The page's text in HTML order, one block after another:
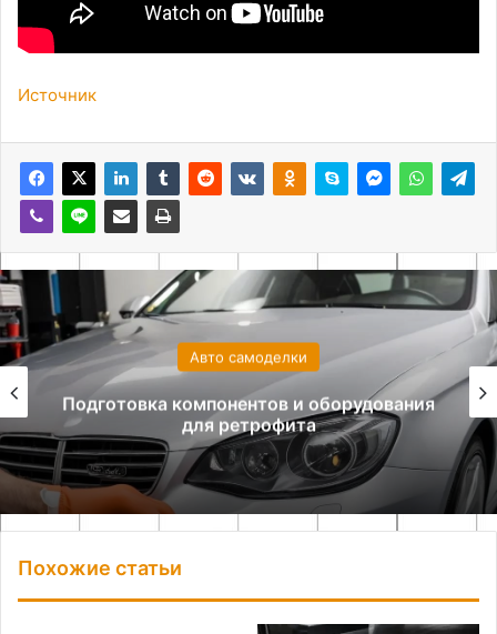
Источник
Авто самоделки
Подготовка компонентов и оборудования
для ретрофита
Похожие статьи